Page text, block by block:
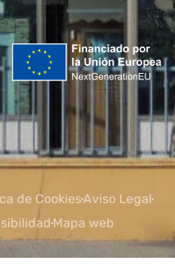
de CookiesAviso Legal
Mapa web